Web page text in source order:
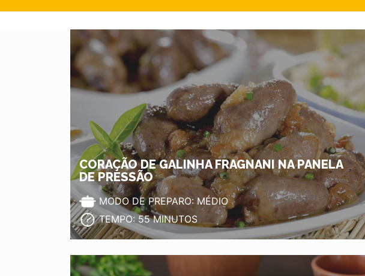
CORAÇÃO DE GALINHA FRAGNANI NA PANELA
DE PRESSÃO
MODO DE PREPARO: MÉDIO
TEMPO: 55 MINUTOS